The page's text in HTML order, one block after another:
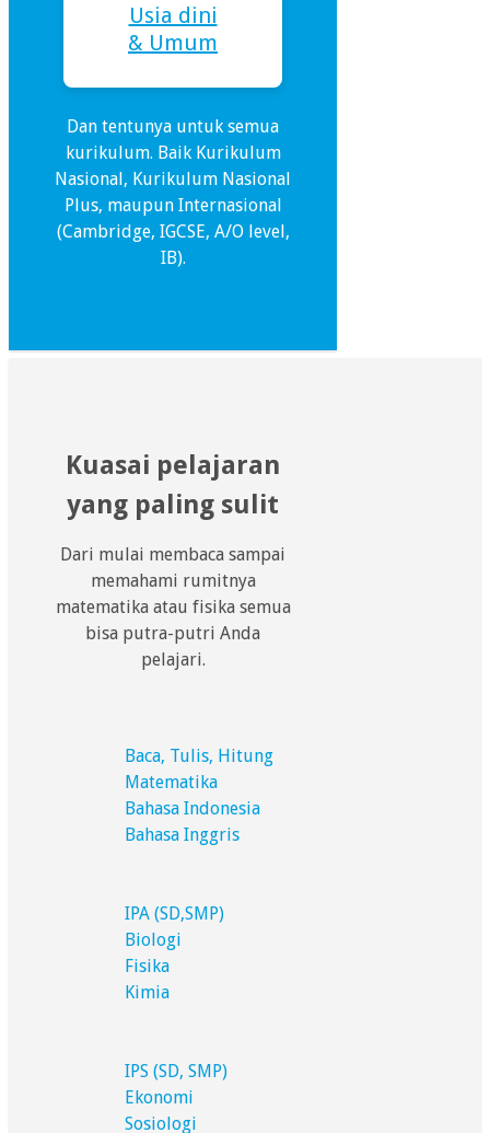
Usia dini
& Umum
Dan tentunya untuk semua
kurikulum. Baik Kurikulum
Nasional, Kurikulum Nasional
Plus, maupun Internasional
(Cambridge, IGCSE, A/O level,
IB).
Kuasai pelajaran
yang paling sulit
Dari mulai membaca sampai
memahami rumitnya
matematika atau fisika semua
bisa putra-putri Anda
pelajari.
Baca, Tulis, Hitung
Matematika
Bahasa Indonesia
Bahasa Inggris
IPA (SD,SMP)
Biologi
Fisika
Kimia
IPS (SD, SMP)
Ekonomi
Sosiologi